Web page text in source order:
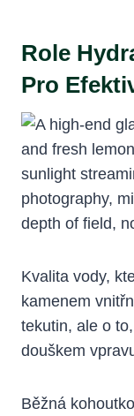
Role
Pro
Kvalita vody,
kamenem
tekutin, ale o
douškem
Běžná